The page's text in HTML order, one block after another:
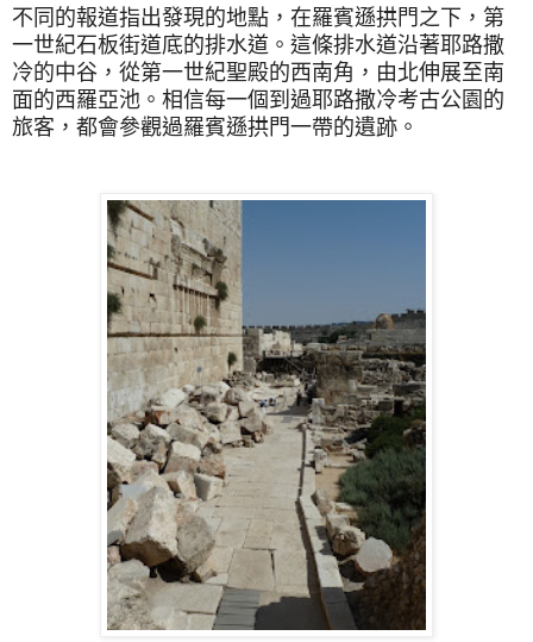
不同的報道指出發現的地點，在羅賓遜拱門之下，第
一世紀石板街道底的排水道。這條排水道沿著耶路撒
冷的中谷，從第一世紀聖殿的西南角，由北伸展至南
面的西羅亞池。相信每一個到過耶路撒冷考古公園的
旅客，都會參觀過羅賓遜拱門一帶的遺跡。